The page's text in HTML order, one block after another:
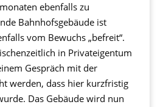
ebenfalls zu
Bahnhofsgebäude ist
vom Bewuchs „befreit“.
in Privateigentum
Gespräch mit der
werden, dass hier kurzfristig
Das Gebäude wird nun